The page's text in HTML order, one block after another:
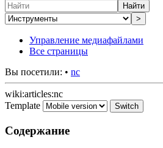
Найти
>
Управление медиафайлами
Все страницы
Вы посетили: • nc
wiki:articles:nc
Template
Switch
Содержание